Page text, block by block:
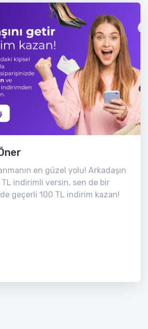
en güzel yolu! Arkadaşın
indirimli versin, sen de bir
geçerli 100 TL indirim kazan!